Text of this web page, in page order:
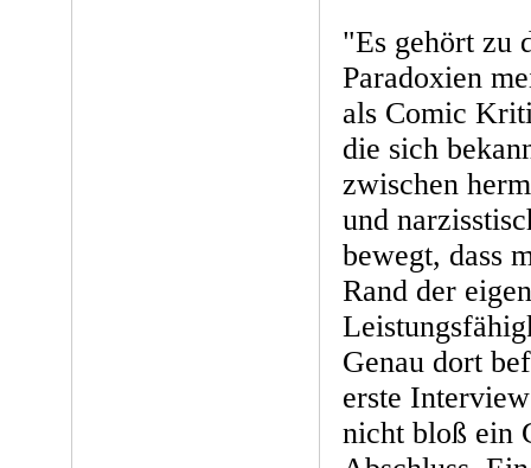
"Es gehört zu
Paradoxien
als Comic
die sich
zwischen
und
bewegt, dass
Rand der
Genau dort
erste
nicht bloß ein